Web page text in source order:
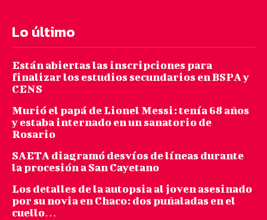
Lo último
Están abiertas las inscripciones para
finalizar los estudios secundarios en BSPA y
CENS
Murió el papá de Lionel Messi: tenía 68 años
y estaba internado en un sanatorio de
Rosario
SAETA diagramó desvíos de líneas durante
la procesión a San Cayetano
Los detalles de la autopsia al joven asesinado
por su novia en Chaco: dos puñaladas en el
cuello…